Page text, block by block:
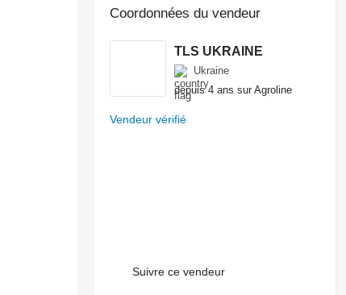
Coordonnées du vendeur
TLS UKRAINE
Ukraine
depuis 4 ans sur Agroline
Vendeur vérifié
Suivre ce vendeur